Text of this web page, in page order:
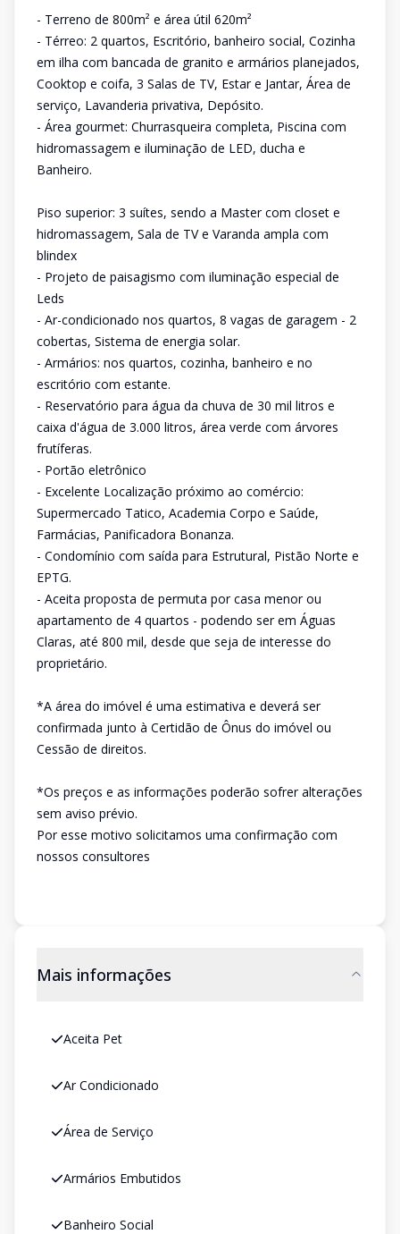
- Terreno de 800m² e área útil 620m²
- Térreo: 2 quartos, Escritório, banheiro social, Cozinha
em ilha com bancada de granito e armários planejados,
Cooktop e coifa, 3 Salas de TV, Estar e Jantar, Área de
serviço, Lavanderia privativa, Depósito.
- Área gourmet: Churrasqueira completa, Piscina com
hidromassagem e iluminação de LED, ducha e
Banheiro.
Piso superior: 3 suítes, sendo a Master com closet e
hidromassagem, Sala de TV e Varanda ampla com
blindex
- Projeto de paisagismo com iluminação especial de
Leds
- Ar-condicionado nos quartos, 8 vagas de garagem - 2
cobertas, Sistema de energia solar.
- Armários: nos quartos, cozinha, banheiro e no
escritório com estante.
- Reservatório para água da chuva de 30 mil litros e
caixa d'água de 3.000 litros, área verde com árvores
frutíferas.
- Portão eletrônico
- Excelente Localização próximo ao comércio:
Supermercado Tatico, Academia Corpo e Saúde,
Farmácias, Panificadora Bonanza.
- Condomínio com saída para Estrutural, Pistão Norte e
EPTG.
- Aceita proposta de permuta por casa menor ou
apartamento de 4 quartos - podendo ser em Águas
Claras, até 800 mil, desde que seja de interesse do
proprietário.
*A área do imóvel é uma estimativa e deverá ser
confirmada junto à Certidão de Ônus do imóvel ou
Cessão de direitos.
*Os preços e as informações poderão sofrer alterações
sem aviso prévio.
Por esse motivo solicitamos uma confirmação com
nossos consultores
Mais informações
Aceita Pet
Ar Condicionado
Área de Serviço
Armários Embutidos
Banheiro Social